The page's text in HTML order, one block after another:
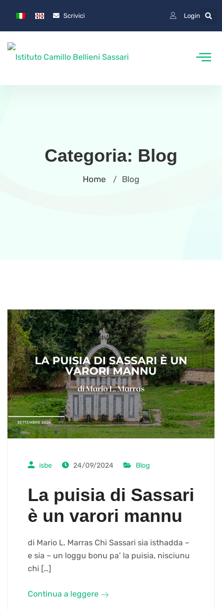
Scrivici Login
Categoria: Blog
Home / Blog
isbe 24/09/2024 Blog
La puisia di Sassari
è un varori mannu
di Mario L. Marras Chi Sassari sia isthadda –
e sia – un loggu bonu pa’ la puisia, nisciunu
chi […]
Continua a leggere